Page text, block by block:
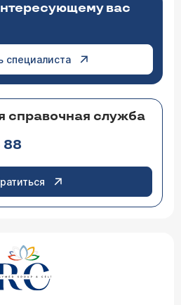
вас
специалиста
справочная служба
88